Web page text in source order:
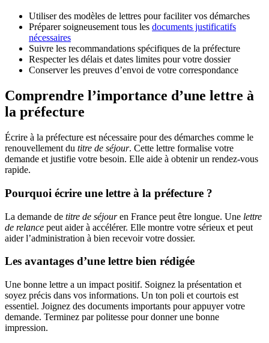
Utiliser des modèles de lettres pour faciliter vos démarches
Préparer soigneusement tous les documents justificatifs
nécessaires
Suivre les recommandations spécifiques de la préfecture
Respecter les délais et dates limites pour votre dossier
Conserver les preuves d’envoi de votre correspondance
Comprendre l’importance d’une lettre à
la préfecture
Écrire à la préfecture est nécessaire pour des démarches comme le
renouvellement du titre de séjour. Cette lettre formalise votre
demande et justifie votre besoin. Elle aide à obtenir un rendez-vous
rapide.
Pourquoi écrire une lettre à la préfecture ?
La demande de titre de séjouren France peut être longue. Une lettre
de relance peut aider à accélérer. Elle montre votre sérieux et peut
aider l’administration à bien recevoir votre dossier.
Les avantages d’une lettre bien rédigée
Une bonne lettre a un impact positif. Soignez la présentation et
soyez précis dans vos informations. Un ton poli et courtois est
essentiel. Joignez des documents importants pour appuyer votre
demande. Terminez par politesse pour donner une bonne
impression.